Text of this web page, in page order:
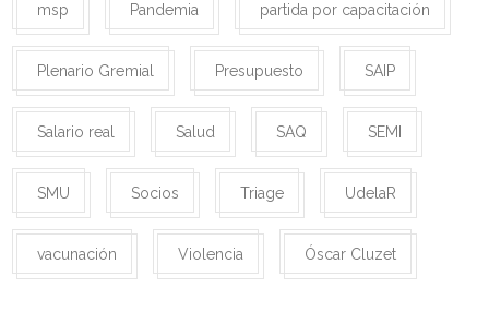
msp Pandemia partida por capacitación
Plenario Gremial Presupuesto SAIP
Salario real Salud SAQ SEMI
SMU Socios Triage UdelaR
vacunación Violencia Óscar Cluzet